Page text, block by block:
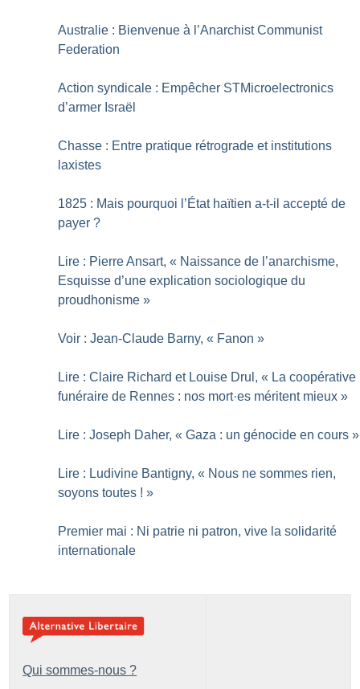
Australie : Bienvenue à l’Anarchist Communist
Federation
Action syndicale : Empêcher STMicroelectronics
d’armer Israël
Chasse : Entre pratique rétrograde et institutions
laxistes
1825 : Mais pourquoi l’État haïtien a-t-il accepté de
payer ?
Lire : Pierre Ansart, « Naissance de l’anarchisme,
Esquisse d’une explication sociologique du
proudhonisme »
Voir : Jean-Claude Barny, « Fanon »
Lire : Claire Richard et Louise Drul, « La coopérative
funéraire de Rennes : nos mort·es méritent mieux »
Lire : Joseph Daher, « Gaza : un génocide en cours »
Lire : Ludivine Bantigny, « Nous ne sommes rien,
soyons toutes ! »
Premier mai : Ni patrie ni patron, vive la solidarité
internationale
Qui sommes-nous ?